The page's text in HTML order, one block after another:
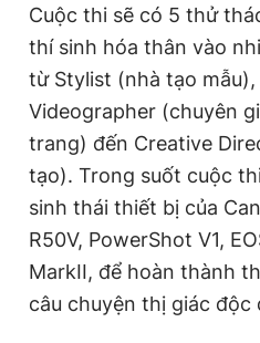
Cuộc thi sẽ có 5 thử
thí sinh hóa thân vào
từ Stylist (nhà tạo mẫu),
Videographer (chuyên
trang) đến Creative
tạo). Trong suốt cuộc
sinh thái thiết bị của
R50V, PowerShot V1,
MarkII, để hoàn thành
câu chuyện thị giác độc